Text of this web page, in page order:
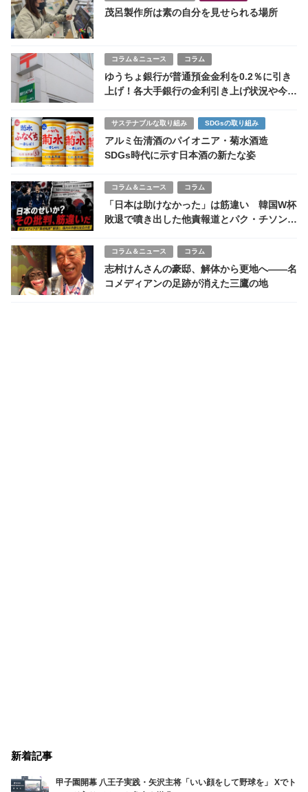
茂呂製作所は素の自分を見せられる場所
コラム＆ニュース コラム
ゆうちょ銀行が普通預金金利を0.2％に引き
上げ！各大手銀行の金利引き上げ状況や今後
サステナブルな取り組み SDGsの取り組み
アルミ缶清酒のパイオニア・菊水酒造
SDGs時代に示す日本酒の新たな姿
コラム＆ニュース コラム
「日本は助けなかった」は筋違い 韓国W杯
敗退で噴き出した他責報道とパク・チソンの
コラム＆ニュース コラム
志村けんさんの豪邸、解体から更地へ――名
コメディアンの足跡が消えた三鷹の地
新着記事
甲子園開幕 八王子実践・矢沢主将「いい顔をして野球を」 Xでト